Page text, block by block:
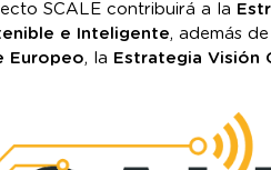
SCALE contribuirá a la
e Inteligente, además
Europeo, la Estrategia Visión